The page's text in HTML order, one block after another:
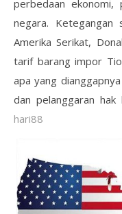
perbedaan
negara. Ketegangan
Amerika Serikat,
tarif barang impor
apa yang
dan pelanggaran hak
hari88